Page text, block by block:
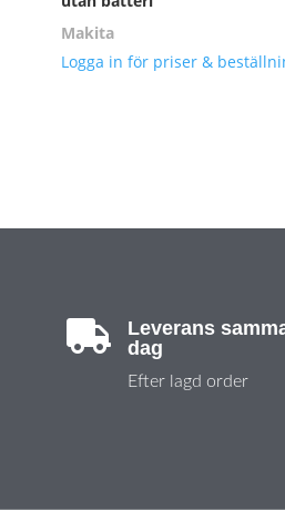
Makita
Logga in för priser &

Leverans
dag
Efter lagd order